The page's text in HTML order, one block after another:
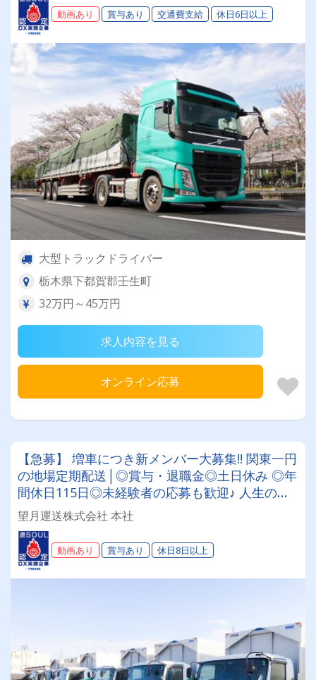
動画あり 賞与あり 交通費支給 休日6日以上
大型トラックドライバー
栃木県下都賀郡壬生町
32万円～45万円
求人内容を見る
オンライン応募
【急募】 増車につき新メンバー大募集!! 関東一円
の地場定期配送│◎賞与・退職金◎土日休み ◎年
間休日115日◎未経験者の応募も歓迎♪ 人生の大
半を占める[働く時間]を、私達と一緒により「楽
しく」「熱くかっこよく」過ごしましませんか?
望月運送株式会社 本社
動画あり 賞与あり 休日8日以上